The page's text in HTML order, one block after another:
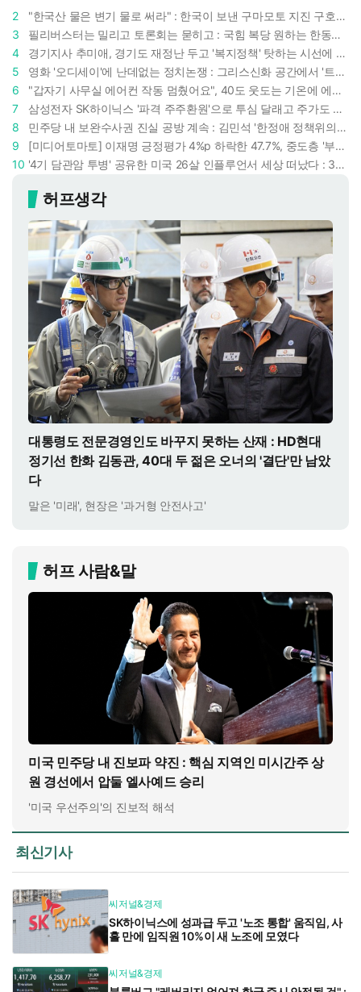
2
"한국산 물은 변기 물로 써라" : 한국이 보낸 구마모토 지진 구호품에 한 일본인의 '어처구니 없는' 반응
3
필리버스터는 밀리고 토론회는 묻히고 : 국힘 복당 원하는 한동훈, '검사 정치'의 한계만 드러내나
4
경기지사 추미애, 경기도 재정난 두고 '복지정책' 탓하는 시선에 정면 반박 : "고령자와 아이 인구 급증"
5
영화 '오디세이'에 난데없는 정치논쟁 : 그리스신화 공간에서 '트럼프 전쟁의 참혹함'이 보인다
6
"갑자기 사무실 에어컨 작동 멈췄어요", 40도 웃도는 기온에 에어컨도 숨이 찬다
7
삼성전자 SK하이닉스 '파격 주주환원'으로 투심 달래고 주가도 받칠까, 100조 넘는 추가 배당 재원에 쏠리는 눈
8
민주당 내 보완수사권 진실 공방 계속 : 김민석 '한정애 정책위의장' 발언 근거로 내세우자 사무총장 지낸 조승래 반박
9
[미디어토마토] 이재명 긍정평가 4%p 하락한 47.7%, 중도층 '부정 49.7% vs 긍정 42.9%'
10
'4기 담관암 투병' 공유한 미국 26살 인플루언서 세상 떠났다 : 3년간 보여준 희망과 용기
허프생각
대통령도 전문경영인도 바꾸지 못하는 산재 : HD현대
정기선 한화 김동관, 40대 두 젊은 오너의 '결단'만 남았
다
말은 '미래', 현장은 '과거형 안전사고'
허프 사람&말
미국 민주당 내 진보파 약진 : 핵심 지역인 미시간주 상
원 경선에서 압둘 엘사예드 승리
'미국 우선주의'의 진보적 해석
최신기사
씨저널&경제
SK하이닉스에 성과급 두고 '노조 통합' 움직임, 사
흘 만에 임직원 10%이 새 노조에 모였다
씨저널&경제